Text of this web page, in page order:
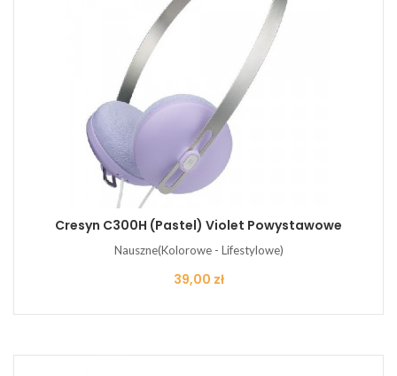
Cresyn C300H (pastel) Violet Powystawowe
Nauszne(Kolorowe - Lifestylowe)
Cena
39,00 zł